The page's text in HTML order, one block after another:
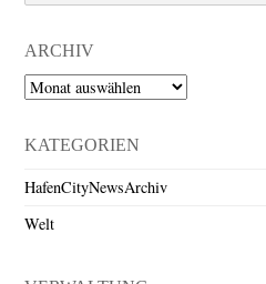
ARCHIV
Archiv
KATEGORIEN
HafenCityNewsArchiv
Welt